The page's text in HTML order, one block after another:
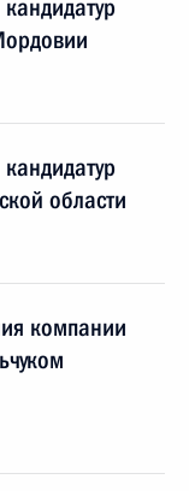
области
компании